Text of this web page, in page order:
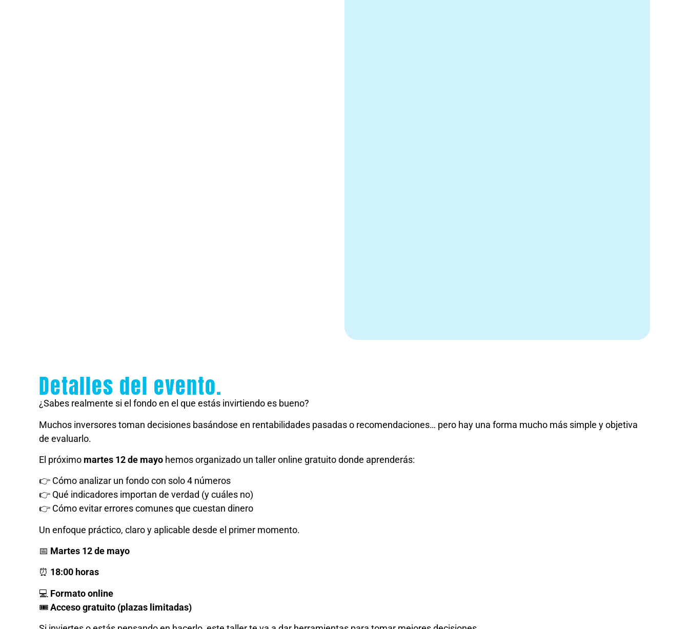
Detalles del evento.
¿Sabes realmente si el fondo en el que estás invirtiendo es bueno?
Muchos inversores toman decisiones basándose en rentabilidades pasadas o recomendaciones… pero hay una forma mucho más simple y objetiva
de evaluarlo.
El próximo martes 12 de mayo hemos organizado un taller online gratuito donde aprenderás:
👉 Cómo analizar un fondo con solo 4 números
👉 Qué indicadores importan de verdad (y cuáles no)
👉 Cómo evitar errores comunes que cuestan dinero
Un enfoque práctico, claro y aplicable desde el primer momento.
📅 Martes 12 de mayo
⏰ 18:00 horas
💻 Formato online
🎟️Acceso gratuito (plazas limitadas)